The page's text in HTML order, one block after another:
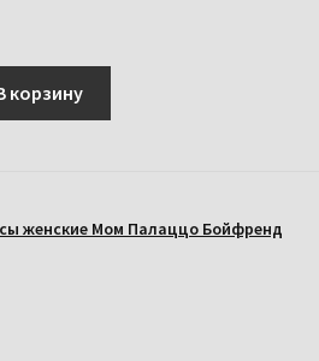
корзину
женские Мом Палаццо Бойфренд